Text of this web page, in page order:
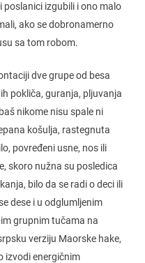
izgubili i ono malo
ako se dobronamerno
sa tom robom.
dve grupe od besa
pokliča, guranja, pljuvanja
nikome nisu spale ni
košulja, rastegnuta
povređeni usne, nos ili
skoro nužna su posledica
bilo da se radi o deci ili
dese i u odglumljenim
grupnim tučama na
verziju Maorske hake,
izvodi energičnim